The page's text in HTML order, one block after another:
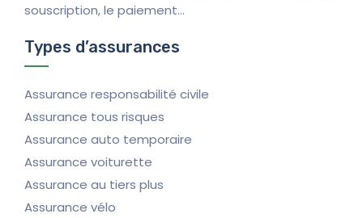
souscription, le paiement…
Types d’assurances
Assurance responsabilité civile
Assurance tous risques
Assurance auto temporaire
Assurance voiturette
Assurance au tiers plus
Assurance vélo